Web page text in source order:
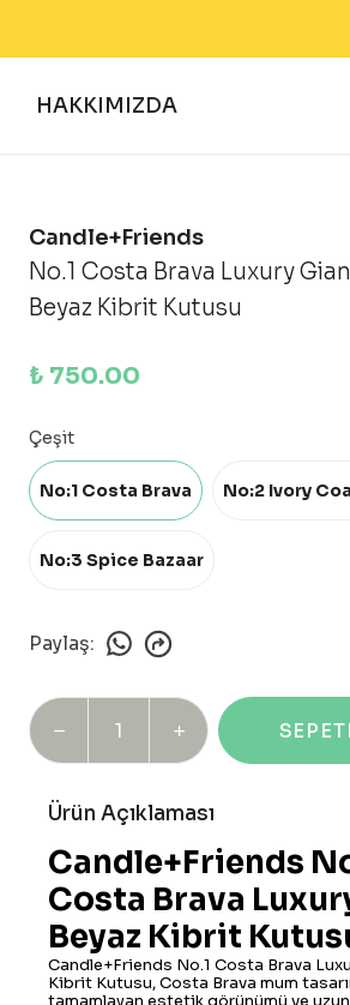
HAKKIMIZDA
Candle+Friends
No.1 Costa Brava Luxury
Beyaz Kibrit Kutusu
₺ 750.00
Çeşit
No:1 Costa Brava No:2 Ivory
No:3 Spice Bazaar
Paylaş:
Ürün Açıklaması
Candle+Friends
Costa Brava
Beyaz Kibrit
Candle+Friends No.1 Costa Brava
Kibrit Kutusu, Costa Brava mum
tamamlayan estetik görünümü ve